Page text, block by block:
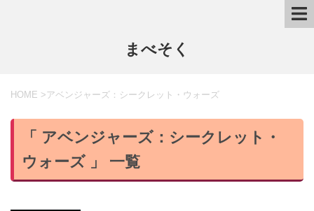
まべそく
HOME >アベンジャーズ：シークレット・ウォーズ
「 アベンジャーズ：シークレット・
ウォーズ 」 一覧